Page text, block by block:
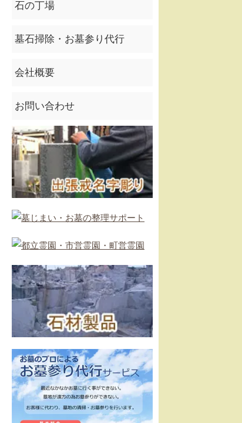
石の丁場
墓石掃除・お墓参り代行
会社概要
お問い合わせ